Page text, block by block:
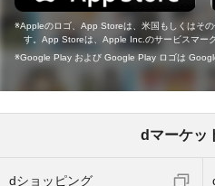
Appleのロゴ、App Storeは、米国もしくはそ
す。App Storeは、Apple Inc.のサービスマーク
Google Play および Google Play ロゴは
dマーケッ
dショッピング